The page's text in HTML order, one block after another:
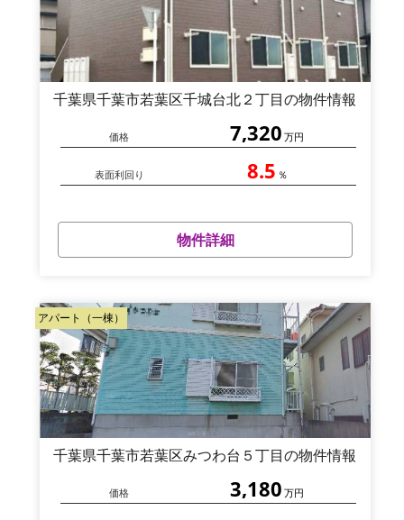
千葉県千葉市若葉区千城台北２丁目の物件情報
価格 7,320 万円
表面利回り 8.5 ％
物件詳細
アパート（一棟）
千葉県千葉市若葉区みつわ台５丁目の物件情報
価格 3,180 万円